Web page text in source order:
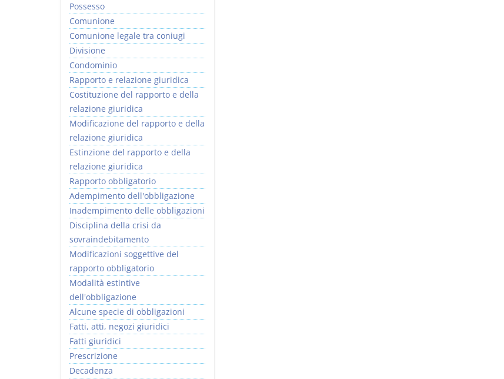
Possesso
Comunione
Comunione legale tra coniugi
Divisione
Condominio
Rapporto e relazione giuridica
Costituzione del rapporto e della
relazione giuridica
Modificazione del rapporto e della
relazione giuridica
Estinzione del rapporto e della
relazione giuridica
Rapporto obbligatorio
Adempimento dell'obbligazione
Inadempimento delle obbligazioni
Disciplina della crisi da
sovraindebitamento
Modificazioni soggettive del
rapporto obbligatorio
Modalità estintive
dell'obbligazione
Alcune specie di obbligazioni
Fatti, atti, negozi giuridici
Fatti giuridici
Prescrizione
Decadenza